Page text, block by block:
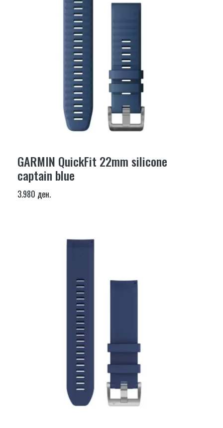
GARMIN QuickFit 22mm silicone
captain blue
3.980 ден.